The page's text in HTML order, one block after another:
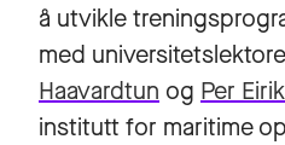
å utvikle
med
Haavardtun og Per
institutt for maritime